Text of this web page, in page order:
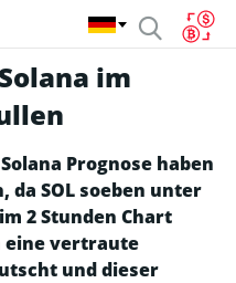
im
Prognose haben
SOL soeben unter
2 Stunden Chart
eine vertraute
und dieser